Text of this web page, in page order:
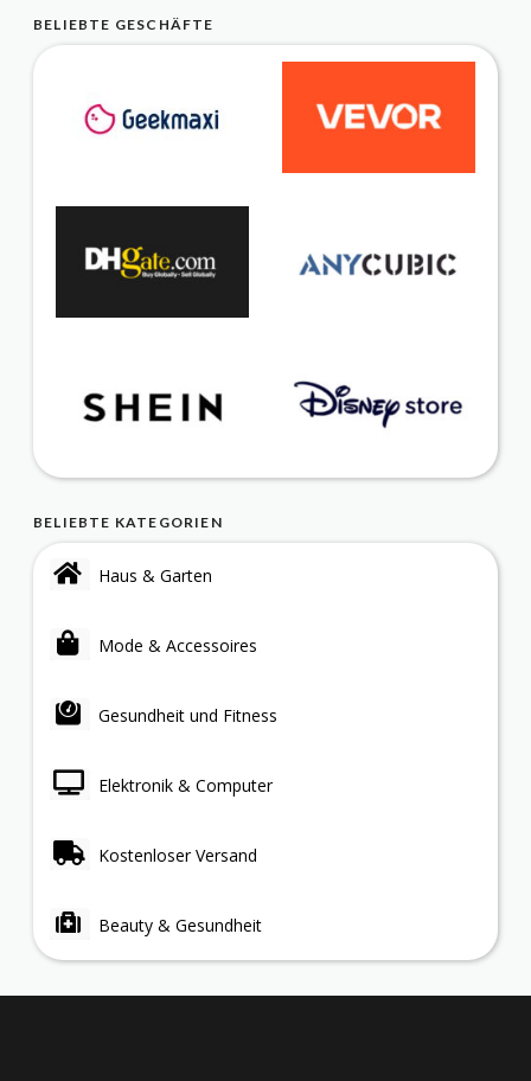
BELIEBTE GESCHÄFTE
BELIEBTE KATEGORIEN
Haus & Garten
Mode & Accessoires
Gesundheit und Fitness
Elektronik & Computer
Kostenloser Versand
Beauty & Gesundheit